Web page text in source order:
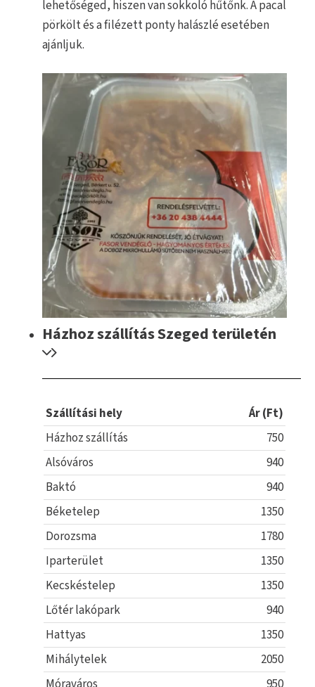
lehetőséged, hiszen van sokkoló hűtőnk. A pacal
pörkölt és a filézett ponty halászlé esetében
ajánljuk.
Házhoz szállítás Szeged területén
Szállítási hely
Ár (Ft)
Házhoz szállítás
750
Alsóváros
940
Baktó
940
Béketelep
1350
Dorozsma
1780
Iparterület
1350
Kecskéstelep
1350
Lőtér lakópark
940
Hattyas
1350
Mihálytelek
2050